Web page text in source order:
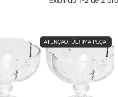
ATENÇÃO, ÚLTIMA PEÇA!